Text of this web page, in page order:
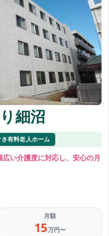
細沼
有料老人ホーム
広い介護度に対応し、安心の月
月額
15万円〜